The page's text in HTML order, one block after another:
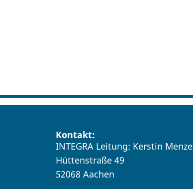
Kontakt:
INTEGRA Leitung: Kerstin Menze
Hüttenstraße 49
52068 Aachen